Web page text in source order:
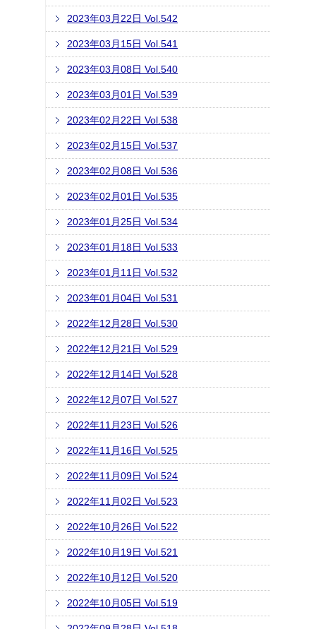
2023年03月22日 Vol.542
2023年03月15日 Vol.541
2023年03月08日 Vol.540
2023年03月01日 Vol.539
2023年02月22日 Vol.538
2023年02月15日 Vol.537
2023年02月08日 Vol.536
2023年02月01日 Vol.535
2023年01月25日 Vol.534
2023年01月18日 Vol.533
2023年01月11日 Vol.532
2023年01月04日 Vol.531
2022年12月28日 Vol.530
2022年12月21日 Vol.529
2022年12月14日 Vol.528
2022年12月07日 Vol.527
2022年11月23日 Vol.526
2022年11月16日 Vol.525
2022年11月09日 Vol.524
2022年11月02日 Vol.523
2022年10月26日 Vol.522
2022年10月19日 Vol.521
2022年10月12日 Vol.520
2022年10月05日 Vol.519